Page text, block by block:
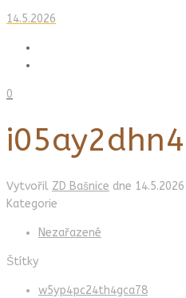
14.5.2026
0
Vytvořil ZD Bašnice dne 14.5.2026
Kategorie
Nezařazené
Štítky
w5yp4pc24th4gca78